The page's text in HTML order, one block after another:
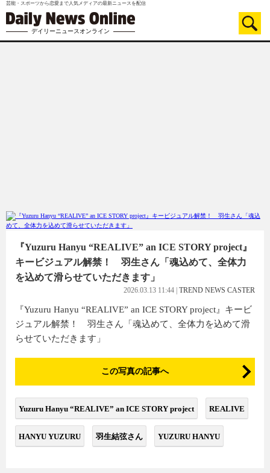
芸能・スポーツから恋愛まで人気メディアの最新ニュースを配信
デイリーニュースオンライン
『Yuzuru Hanyu “REALIVE” an ICE STORY project』
キービジュアル解禁！ 羽生さん「魂込めて、全体力
を込めて滑らせていただきます」
2026.03.13 11:44 TREND NEWS CASTER
『Yuzuru Hanyu “REALIVE” an ICE STORY project』キービ
ジュアル解禁！ 羽生さん「魂込めて、全体力を込めて滑
らせていただきます」
この写真の記事へ
Yuzuru Hanyu “REALIVE” an ICE STORY project REALIVE
HANYU YUZURU 羽生結弦さん YUZURU HANYU